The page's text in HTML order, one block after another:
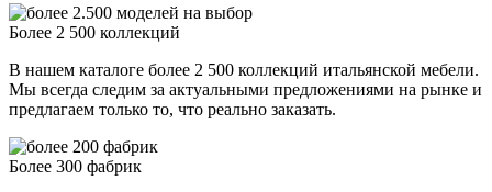
Более 2 500 коллекций
В нашем каталоге более 2 500 коллекций итальянской мебели.
Мы всегда следим за актуальными предложениями на рынке и
предлагаем только то, что реально заказать.
Более 300 фабрик